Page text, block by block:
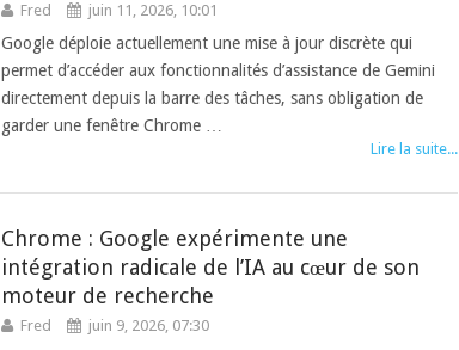
Fred juin 11, 2026, 10:01
Google déploie actuellement une mise à jour discrète qui
permet d’accéder aux fonctionnalités d’assistance de Gemini
directement depuis la barre des tâches, sans obligation de
garder une fenêtre Chrome …
Lire la suite...
Chrome : Google expérimente une
intégration radicale de l’IA au cœur de son
moteur de recherche
Fred juin 9, 2026, 07:30